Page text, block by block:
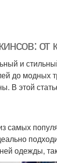
от
и
до модных
В этой
самых
одежды,